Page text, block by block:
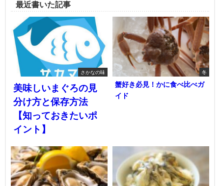
最近書いた記事
さかなの味
美味しいまぐろの見
分け方と保存方法
【知っておきたいポ
イント】
冬
蟹好き必見！かに食べ比べガ
イド